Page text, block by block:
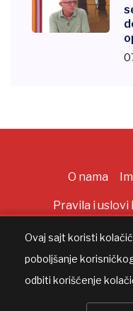
O nama
Pravila i
Ovaj sajt koristi
poboljšanje
odbiti korišćenje